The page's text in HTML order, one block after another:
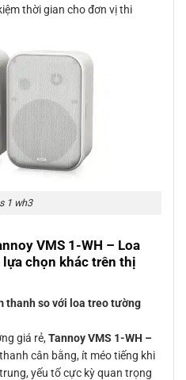
thời gian cho đơn vị thi
1 wh3
VMS 1-WH – Loa
chọn khác trên thị
thanh so với loa treo tường
giá rẻ, Tannoy VMS 1-WH –
cân bằng, ít méo tiếng khi
yếu tố cực kỳ quan trọng